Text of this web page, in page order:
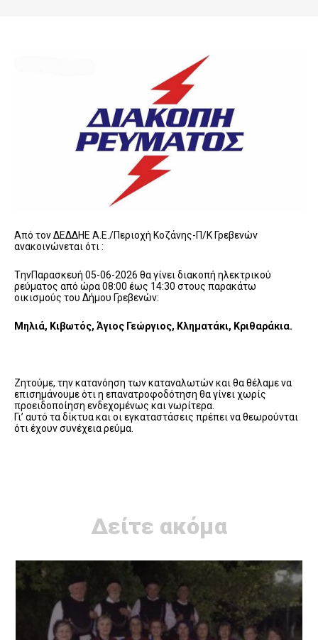
Από τον ΔΕΔΔΗΕ Α.Ε./Περιοχή Κοζάνης-Π/Κ Γρεβενών
ανακοινώνεται ότι :
TηνΠαρασκευή 05-06-2026 θα γίνει διακοπή ηλεκτρικού
ρεύματος από ώρα 08:00 έως 14:30 στους παρακάτω
οικισμούς του Δήμου Γρεβενών:
Μηλιά, Κιβωτός, Άγιος Γεώργιος, Κληματάκι, Κριθαράκια.
Ζητούμε, την κατανόηση των καταναλωτών και θα θέλαμε να
επισημάνουμε ότι η επανατροφοδότηση θα γίνει χωρίς
προειδοποίηση ενδεχομένως και νωρίτερα.
Γι’ αυτό τα δίκτυα και οι εγκαταστάσεις πρέπει να θεωρούνται
ότι έχουν συνέχεια ρεύμα.
Δείτε ακόμα